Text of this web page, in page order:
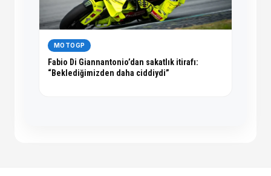
MOTOGP
Fabio Di Giannantonio’dan sakatlık itirafı:
“Beklediğimizden daha ciddiydi”